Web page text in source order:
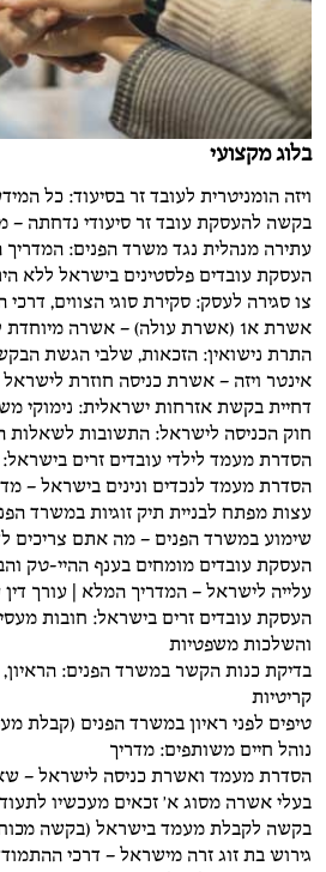
בלוג מקצועי
ויזה הומניטרית לעובד זר בסיעוד: כל
בקשה להעסקת עובד זר סיעודי נדחתה –
עתירה מנהלית נגד משרד הפנים:
העסקת עובדים פלסטינים בישראל ללא
צו סגירה לעסק: סקירת סוגי הצווים,
אשרת א1 (אשרת עולה) – אשרה מיוחדת לישראל לזכאי חוק השבות
התרת נישואין: הזכאות, שלבי הגשת
אינטר ויזה – אשרת כניסה חוזרת לישראל
דחיית בקשת אזרחות ישראלית: נימוקי
חוק הכניסה לישראל: התשובות לשאלות
הסדרת מעמד לילדי עובדים זרים
הסדרת מעמד לנכדים ונינים בישראל –
עצות מפתח לבניית תיק זוגיות במשרד
שימוע במשרד הפנים – מה אתם צריכים
העסקת עובדים מומחים בענף ההיי-טק
עלייה לישראל – המדריך המלא | עורך
העסקת עובדים זרים בישראל: חובות
והשלכות משפטיות
בדיקת כנות הקשר במשרד הפנים:
קריטיות
טיפים לפני ראיון במשרד הפנים (קבלת
נוהל חיים משותפים: מדריך
הסדרת מעמד ואשרת כניסה לישראל –
בעלי אשרה מסוג א' זכאים מעכשיו
בקשה לקבלת מעמד בישראל (בקשה מכוח
גירוש בת זוג זרה מישראל – דרכי